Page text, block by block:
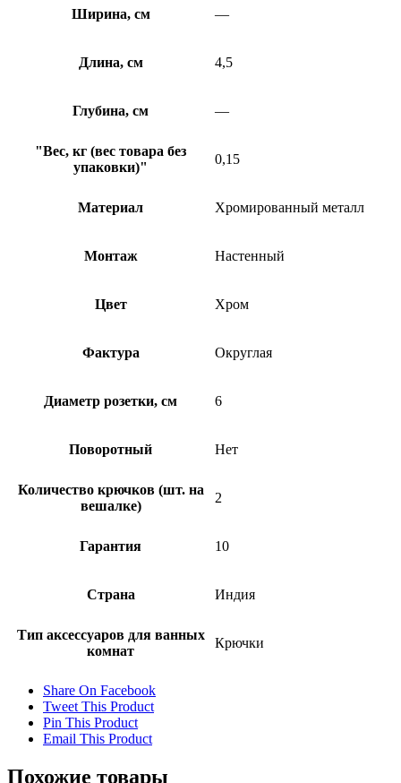
Ширина, см —
Длина, см 4,5
Глубина, см —
"Вес, кг (вес товара без
упаковки)"
0,15
Материал Хромированный металл
Монтаж Настенный
Цвет Хром
Фактура Округлая
Диаметр розетки, см 6
Поворотный Нет
Количество крючков (шт. на
вешалке)
2
Гарантия 10
Страна Индия
Тип аксессуаров для ванных
комнат
Крючки
Share On Facebook
Tweet This Product
Pin This Product
Email This Product
Похожие товары